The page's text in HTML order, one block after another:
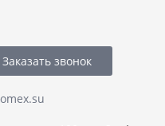
Заказать звонок